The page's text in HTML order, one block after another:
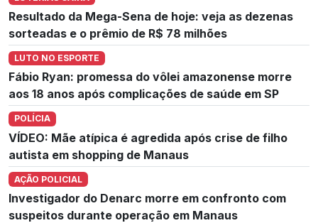
Resultado da Mega-Sena de hoje: veja as dezenas
sorteadas e o prêmio de R$ 78 milhões
LUTO NO ESPORTE
Fábio Ryan: promessa do vôlei amazonense morre
aos 18 anos após complicações de saúde em SP
POLÍCIA
VÍDEO: Mãe atípica é agredida após crise de filho
autista em shopping de Manaus
AÇÃO POLICIAL
Investigador do Denarc morre em confronto com
suspeitos durante operação em Manaus